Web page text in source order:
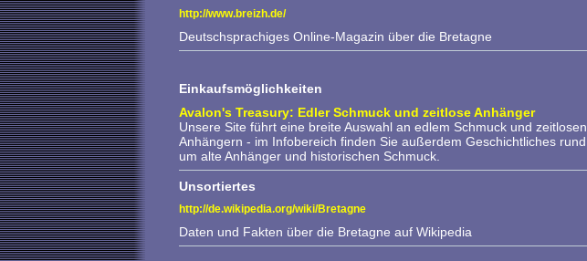
http://www.breizh.de/
Deutschsprachiges Online-Magazin über die Bretagne
Einkaufsmöglichkeiten
Avalon's Treasury: Edler Schmuck und zeitlose Anhänger
Unsere Site führt eine breite Auswahl an edlem Schmuck und zeitlosen
Anhängern - im Infobereich finden Sie außerdem Geschichtliches rund
um alte Anhänger und historischen Schmuck.
Unsortiertes
http://de.wikipedia.org/wiki/Bretagne
Daten und Fakten über die Bretagne auf Wikipedia